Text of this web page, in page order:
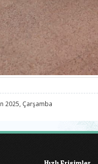
2025, Çarşamba